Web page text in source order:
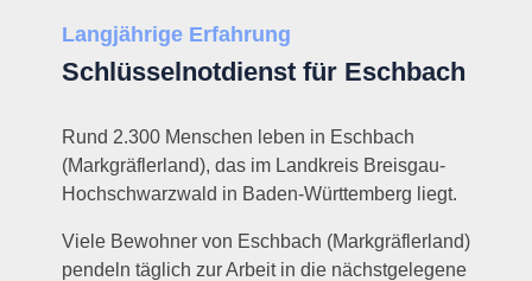
Langjährige Erfahrung
Schlüsselnotdienst für Eschbach
Rund 2.300 Menschen leben in Eschbach
(Markgräflerland), das im Landkreis Breisgau-
Hochschwarzwald in Baden-Württemberg liegt.
Viele Bewohner von Eschbach (Markgräflerland)
pendeln täglich zur Arbeit in die nächstgelegene